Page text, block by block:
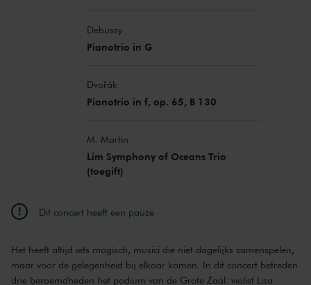
Debussy
Pianotrio in G
Dvořák
Pianotrio in f, op. 65, B 130
M. Martin
Lim Symphony of Oceans Trio
(toegift)
Dit concert heeft een pauze
Het heeft altijd iets magisch, musici die niet dagelijks samenspelen,
maar voor de gelegenheid bij elkaar komen. In dit concert betreden
drie beroemdheden het podium van de Grote Zaal: violist Lisa